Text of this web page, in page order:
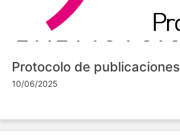
Protocolo de publicaciones
10/06/2025